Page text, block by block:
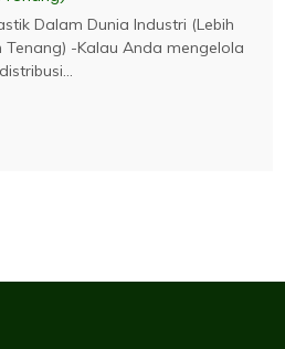
Dalam Dunia Industri (Lebih
Tenang) -Kalau Anda mengelola